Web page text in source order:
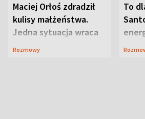
Maciej Orłoś zdradził
kulisy małżeństwa.
Jedna sytuacja wraca
jak bumerang
Rozmowy
To
jest